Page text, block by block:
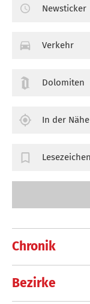
Chronik
Bezirke
Newsticker
Verkehr
Dolomiten
In der Nähe
Lesezeichen